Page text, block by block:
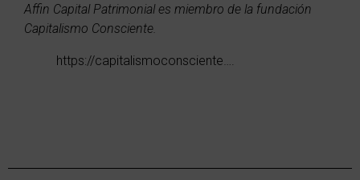
Affin Capital Patrimonial es miembro de la fundación
Capitalismo Consciente.
https://capitalismoconsciente….